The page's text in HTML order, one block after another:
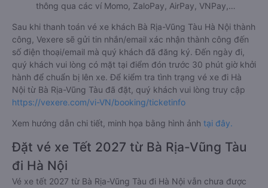
thông qua các ví Momo, ZaloPay, AirPay, VNPay,…
Sau khi thanh toán vé xe khách Bà Rịa-Vũng Tàu Hà Nội thành
công, Vexere sẽ gửi tin nhắn/email xác nhận thành công đến
số điện thoại/email mà quý khách đã đăng ký. Đến ngày đi,
quý khách vui lòng có mặt tại điểm đón trước 30 phút giờ khởi
hành để chuẩn bị lên xe. Để kiểm tra tình trạng vé xe đi Hà
Nội từ Bà Rịa-Vũng Tàu đã đặt, quý khách vui lòng truy cập
https://vexere.com/vi-VN/booking/ticketinfo
Xem hướng dẫn chi tiết, minh họa bằng hình ảnh tại đây.
Đặt vé xe Tết 2027 từ Bà Rịa-Vũng Tàu
đi Hà Nội
Vé xe tết 2027 từ Bà Rịa-Vũng Tàu đi Hà Nội vẫn chưa được